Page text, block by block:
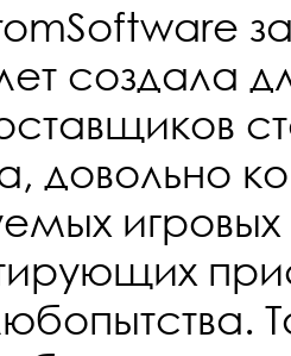
создала
довольно